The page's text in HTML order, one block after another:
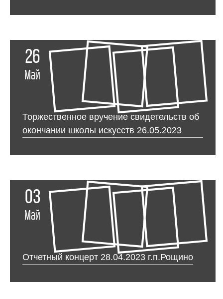
26
Май
Торжественное вручение свидетельств об
окончании школы искусств 26.05.2023
03
Май
Отчетный концерт 28.04.2023 г.п.Рощино